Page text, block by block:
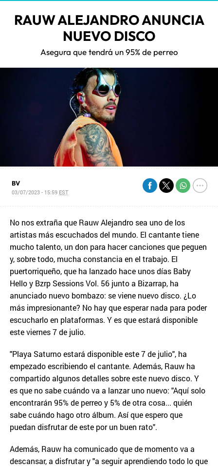
RAUW ALEJANDRO ANUNCIA
NUEVO DISCO
Asegura que tendrá un 95% de perreo
BV
03/07/2023 - 15:59 EST
No nos extraña que Rauw Alejandro sea uno de los
artistas más escuchados del mundo. El cantante tiene
mucho talento, un don para hacer canciones que peguen
y, sobre todo, mucha constancia en el trabajo. El
puertorriqueño, que ha lanzado hace unos días Baby
Hello y Bzrp Sessions Vol. 56 junto a Bizarrap, ha
anunciado nuevo bombazo: se viene nuevo disco. ¿Lo
más impresionante? No hay que esperar nada para poder
escucharlo en plataformas. Y es que estará disponible
este viernes 7 de julio.
"Playa Saturno estará disponible este 7 de julio", ha
empezado escribiendo el cantante. Además, Rauw ha
compartido algunos detalles sobre este nuevo disco. Y
es que no sabe cuándo va a lanzar uno nuevo: "Aquí solo
encontrarán 95% de perreo y 5% de otra cosa... quién
sabe cuándo hago otro álbum. Así que espero que
puedan disfrutar de este por un buen rato".
Además, Rauw ha comunicado que de momento va a
descansar, a disfrutar y "a seguir aprendiendo todo lo que